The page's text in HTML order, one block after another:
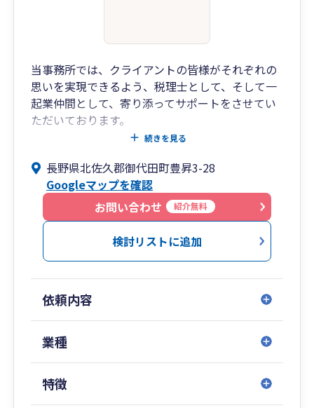
当事務所では、クライアントの皆様がそれぞれの
思いを実現できるよう、税理士として、そして一
起業仲間として、寄り添ってサポートをさせてい
ただいております。
皆様が事業を起こしたとき、どのような思いでス
ありつつも、希望ややる気に満ちていたのではと
思います。
経営は決して楽しいことばかりではありません。
時には厳しい決断を迫られることもあります。そ
れでもポジティブに取り組んでいけばきっと道は
開けると信じています。皆様が起業された当初の
続きを見る
長野県北佐久郡御代田町豊昇3-28
Googleマップを確認
お問い合わせ
紹介無料
検討リストに追加
依頼内容
業種
特徴